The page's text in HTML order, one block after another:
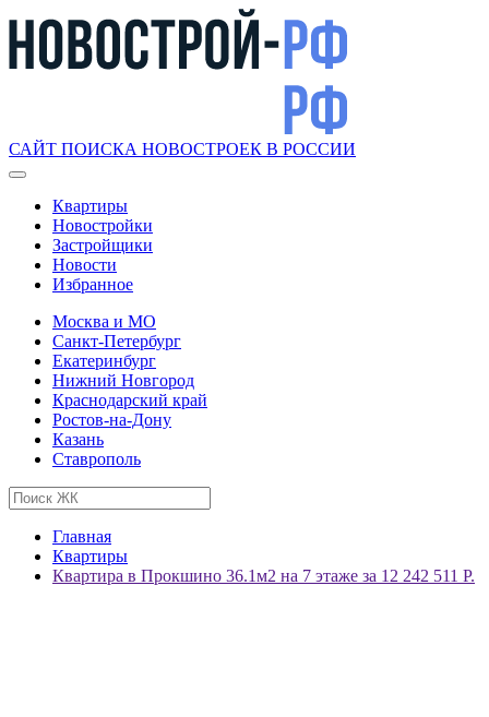
САЙТ ПОИСКА НОВОСТРОЕК В РОССИИ
Квартиры
Новостройки
Застройщики
Новости
Избранное
Москва и МО
Санкт-Петербург
Екатеринбург
Нижний Новгород
Краснодарский край
Ростов-на-Дону
Казань
Ставрополь
Главная
Квартиры
Квартира в Прокшино 36.1м2 на 7 этаже за 12 242 511 Р.